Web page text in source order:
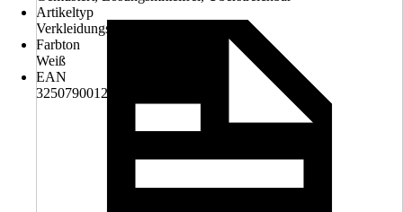
Artikeltyp
Verkleidungsplatte
Farbton
Weiß
EAN
3250790012814